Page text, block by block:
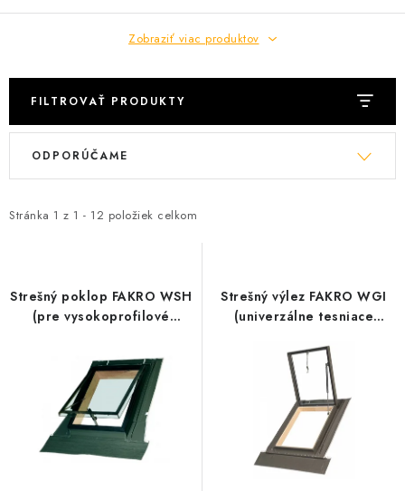
Zobraziť viac produktov
FILTROVAŤ PRODUKTY
V
i
r
Stránka 1 z 1 - 12 položiek celkom
R
e
e
ODPORÚČAME
Strešný poklop FAKRO WSH
(pre vysokoprofilové
Strešný výlez FAKRO WGI
(univerzálne tesniace